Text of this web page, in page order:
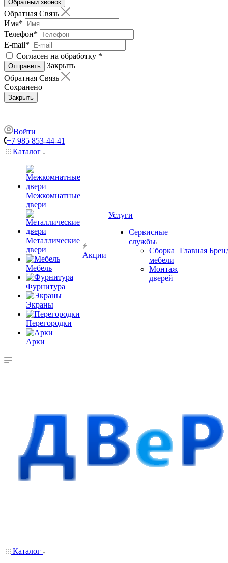
Обратный звонок
Обратная Связь
Имя*
Телефон*
E-mail*
Согласен на обработку *
Отправить
Закрыть
Обратная Связь
Сохранено
Закрыть
Войти
+7 985 853-44-41
Каталог
Межкомнатные
двери
Металлические
двери
Мебель
Фурнитура
Экраны
Перегородки
Арки
Акции
Услуги
Сервисные
службы
Сборка
мебели
Монтаж
дверей
Главная
Каталог